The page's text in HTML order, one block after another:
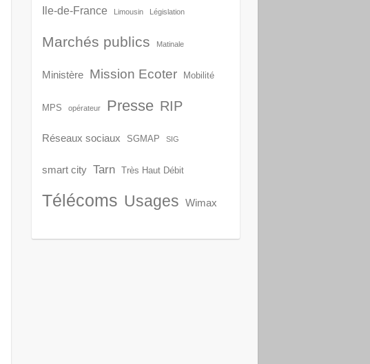
Ile-de-France Limousin Législation
Marchés publics Matinale
Ministère Mission Ecoter Mobilité
MPS opérateur Presse RIP
Réseaux sociaux SGMAP SIG
smart city Tarn Très Haut Débit
Télécoms Usages Wimax